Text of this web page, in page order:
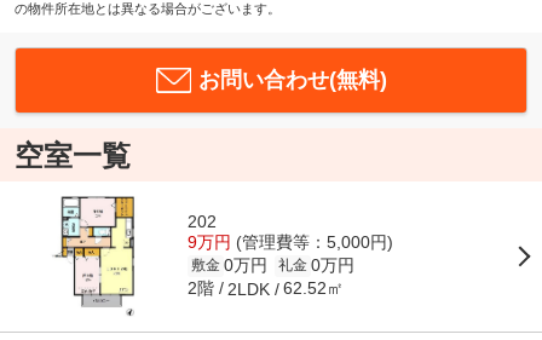
の物件所在地とは異なる場合がございます。
お問い合わせ(無料)
空室一覧
202
9万円 (管理費等：5,000円)
敷金 0万円 礼金 0万円
2階 2LDK 62.52㎡